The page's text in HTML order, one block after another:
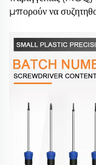
μπορούν να